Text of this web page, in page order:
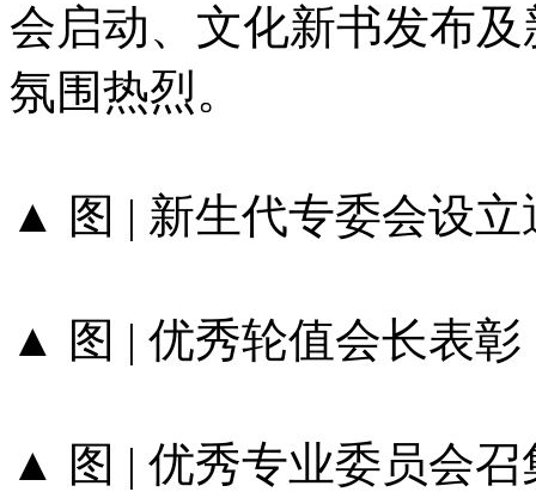
会启动、文化新书发布
氛围热烈。
▲ 图 | 新生代专委会设立
▲ 图 | 优秀轮值会长表彰
▲ 图 | 优秀专业委员会召